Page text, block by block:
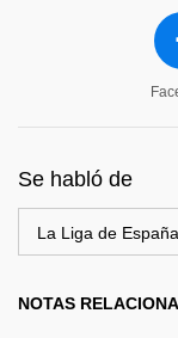
Se habló de
La Liga de España
NOTAS